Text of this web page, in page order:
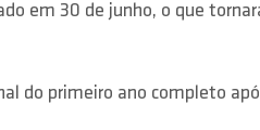
em 30 de junho, o que
do primeiro ano completo